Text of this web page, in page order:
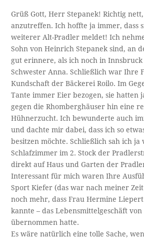
Grüß Gott, Herr Stepanek! Richtig
anzutreffen. Ich hoffte ja immer, dass
weiterer Alt-Pradler meldet! Ich
Sohn von Heinrich Stepanek sind, an
gut erinnere, als ich noch in Innsbruck
Schwester Anna. Schließlich war Ihre
Kundschaft der Bäckerei Roilo. Im
Tante immer Eier bezogen, sie hatten
gegen die Rhomberghäuser hin eine
Hühnerzucht. Ich bewunderte auch
und dachte mir dabei, dass ich so
besitzen möchte. Schließlich sah ich ja
Schlafzimmer im 2. Stock der
direkt auf Haus und Garten der
Interessant für mich waren Ihre
Sport Kiefer (das war nach meiner
noch mehr, dass Frau Hermine
kannte – das Lebensmittelgeschäft
übernommen hatte.
Es wäre natürlich eine tolle Sache,